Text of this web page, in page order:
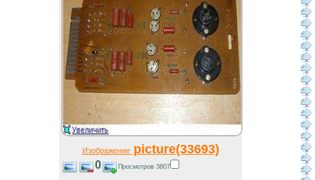
Изображениеpicture(33693)
0 Просмотров 3807